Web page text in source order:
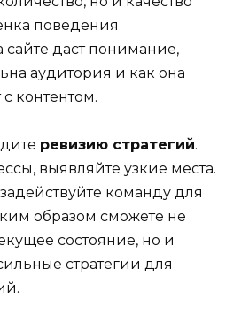
поведения
сайте даст понимание,
аудитория и как она
контентом.
ревизию стратегий.
выявляйте узкие места.
команду для
образом сможете не
состояние, но и
стратегии для